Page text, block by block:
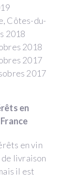
Côtes-du-
2018
2018
2017
2017
en
en vin
livraison
il est